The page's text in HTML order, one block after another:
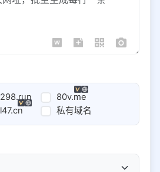
298.run
80v.me
l47.cn 私有域名